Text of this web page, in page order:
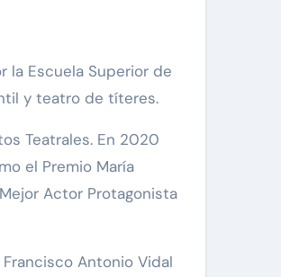
la Escuela Superior de
y teatro de títeres.
Teatrales. En 2020
el Premio María
Actor Protagonista
Antonio Vidal